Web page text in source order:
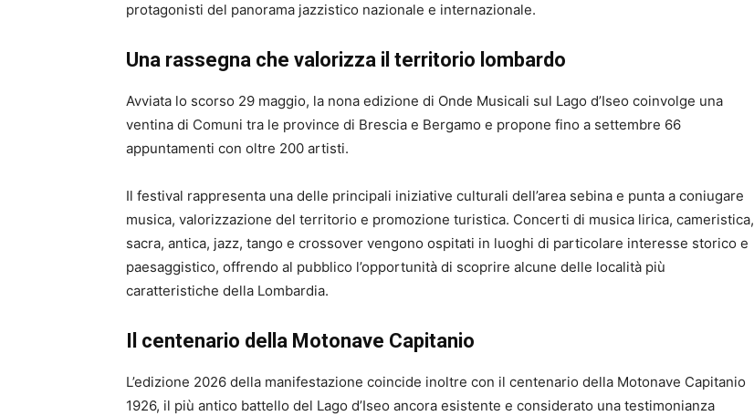
protagonisti del panorama jazzistico nazionale e internazionale.
Una rassegna che valorizza il territorio lombardo
Avviata lo scorso 29 maggio, la nona edizione di Onde Musicali sul Lago d’Iseo coinvolge una
ventina di Comuni tra le province di Brescia e Bergamo e propone fino a settembre 66
appuntamenti con oltre 200 artisti.
Il festival rappresenta una delle principali iniziative culturali dell’area sebina e punta a coniugare
musica, valorizzazione del territorio e promozione turistica. Concerti di musica lirica, cameristica,
sacra, antica, jazz, tango e crossover vengono ospitati in luoghi di particolare interesse storico e
paesaggistico, offrendo al pubblico l’opportunità di scoprire alcune delle località più
caratteristiche della Lombardia.
Il centenario della Motonave Capitanio
L’edizione 2026 della manifestazione coincide inoltre con il centenario della Motonave Capitanio
1926, il più antico battello del Lago d’Iseo ancora esistente e considerato una testimonianza